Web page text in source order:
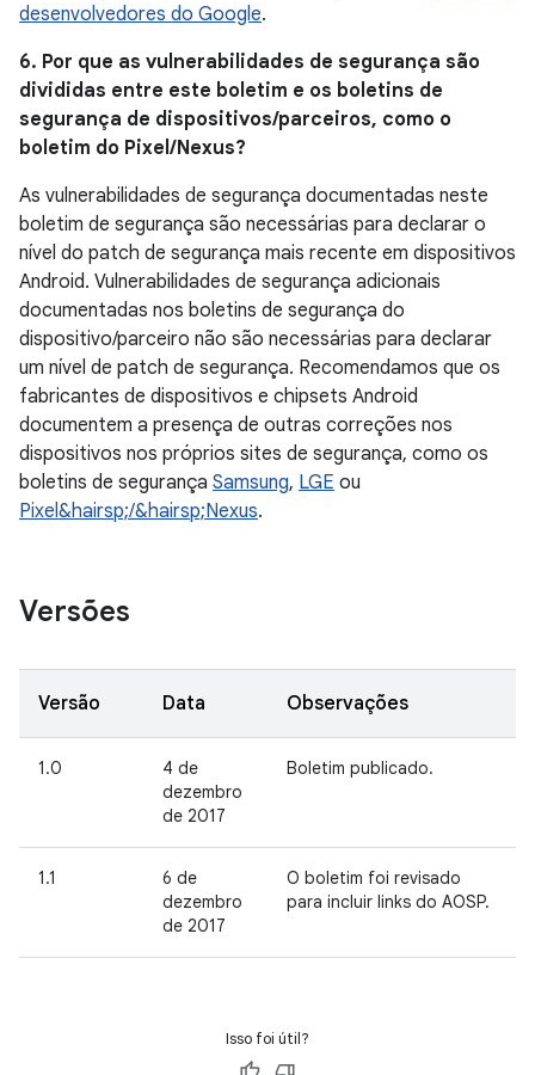
desenvolvedores do Google.
6. Por que as vulnerabilidades de segurança são
divididas entre este boletim e os boletins de
segurança de dispositivos/parceiros, como o
boletim do Pixel/Nexus?
As vulnerabilidades de segurança documentadas neste
boletim de segurança são necessárias para declarar o
nível do patch de segurança mais recente em dispositivos
Android. Vulnerabilidades de segurança adicionais
documentadas nos boletins de segurança do
dispositivo/parceiro não são necessárias para declarar
um nível de patch de segurança. Recomendamos que os
fabricantes de dispositivos e chipsets Android
documentem a presença de outras correções nos
dispositivos nos próprios sites de segurança, como os
boletins de segurança Samsung, LGE ou
Pixel&hairsp;/&hairsp;Nexus.
Versões
Versão Data Observações
1.0
4 de
dezembro
de 2017
Boletim publicado.
1.1
6 de
dezembro
de 2017
O boletim foi revisado
para incluir links do AOSP.
Isso foi útil?